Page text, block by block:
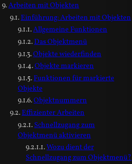
Arbeiten mit Objekten
Einführung: Arbeiten mit Objekten
Allgemeine Funktionen
Das Objektmenü
Objekte wiederfinden
Objekte markieren
Funktionen für markierte
Objekte
Objektnummern
Effizienter Arbeiten
Schnellzugang zum
Objektmenü aktivieren
Wozu dient der
Schnellzugang zum Objektmenü?